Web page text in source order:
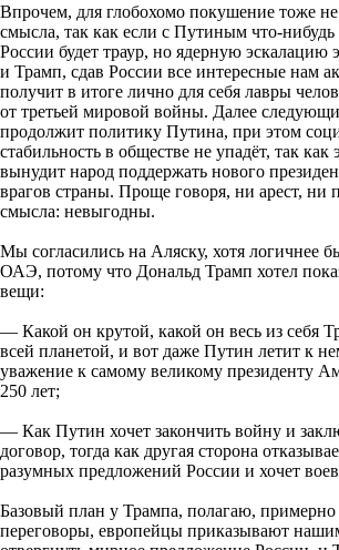
Впрочем, для глобохомо покушение тоже
смысла, так как если с Путиным что-нибудь
России будет траур, но ядерную эскалацию
и Трамп, сдав России все интересные нам
получит в итоге лично для себя лавры
от третьей мировой войны. Далее
продолжит политику Путина, при этом
стабильность в обществе не упадёт, так
вынудит народ поддержать нового
врагов страны. Проще говоря, ни арест,
смысла: невыгодны.
Мы согласились на Аляску, хотя логичнее
ОАЭ, потому что Дональд Трамп хотел
вещи:
— Какой он крутой, какой он весь из себя
всей планетой, и вот даже Путин летит к
уважение к самому великому президенту
250 лет;
— Как Путин хочет закончить войну и
договор, тогда как другая сторона
разумных предложений России и хочет
Базовый план у Трампа, полагаю, примерно
переговоры, европейцы приказывают